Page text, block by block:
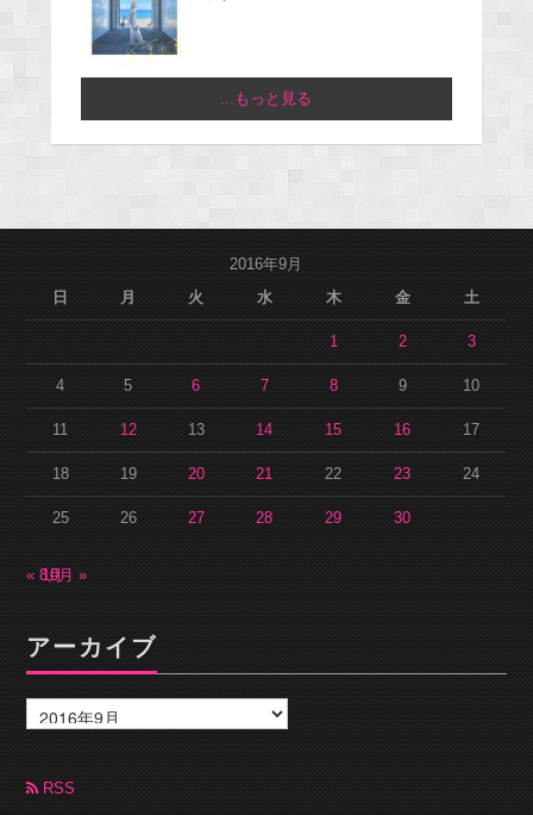
...もっと見る
2016年9月
日
月 火 水 木 金 土
1 2 3
4 5 6 7 8 9 10
11 12 13 14 15 16 17
18 19 20 21 22 23 24
25 26 27 28 29 30
« 8月
10月 »
アーカイブ
ー
カ
ブRSS